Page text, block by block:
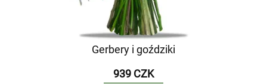
Gerbery i goździki
939 CZK